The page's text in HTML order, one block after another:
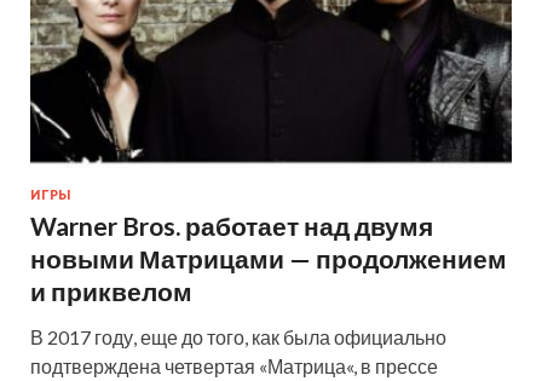
ИГРЫ
Warner Bros. работает над двумя
новыми Матрицами — продолжением
и приквелом
В 2017 году, еще до того, как была официально
подтверждена четвертая «Матрица«, в прессе